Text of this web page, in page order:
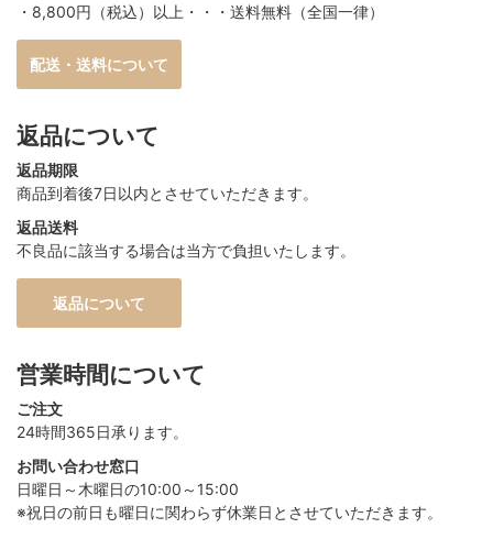
・8,800円（税込）以上・・・送料無料（全国一律）
配送・送料について
返品について
返品期限
商品到着後7日以内とさせていただきます。
返品送料
不良品に該当する場合は当方で負担いたします。
返品について
営業時間について
ご注文
24時間365日承ります。
お問い合わせ窓口
日曜日～木曜日の10:00～15:00
※祝日の前日も曜日に関わらず休業日とさせていただきます。